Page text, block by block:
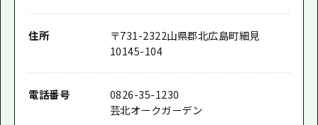
住所 〒731-2322山県郡北広島町細見
10145-104
電話番号
0826-35-1230
芸北オークガーデン